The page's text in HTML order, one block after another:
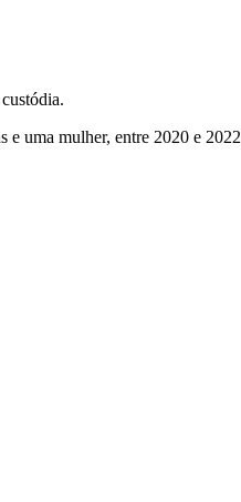
uma mulher, entre 2020 e